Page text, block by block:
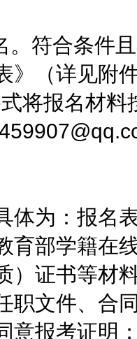
符合条件且
》（详见附
将报名材
为：报名表
育部学籍在
）证书等材
职文件、合
意报考证明